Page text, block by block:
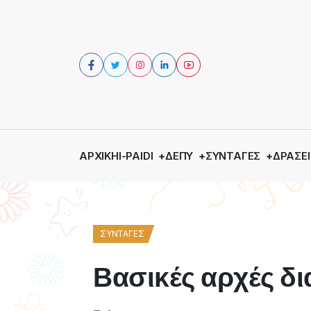
ΑΡΧΙΚΉI-PAIDI ΔΕΠΥ ΣΥΝΤΑΓΈΣ
ΣΥΝΤΑΓΈΣ
Βασικές αρχές